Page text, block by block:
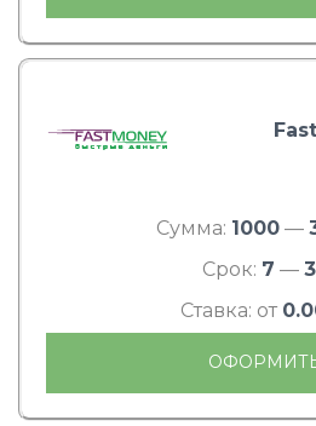
Сумма: 1000 —
Срок: 7 —
Ставка: от